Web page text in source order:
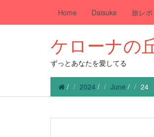
Home Daisuke 旅レポ
ケローナの
ずっとあなたを愛してる
/ 2024 / June / 24